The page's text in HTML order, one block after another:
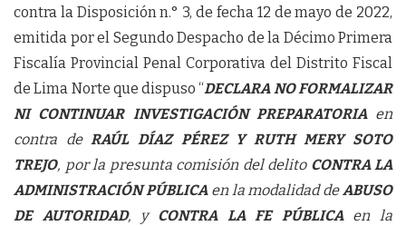
contra la Disposición n.° 3, de fecha 12 de mayo de 2022,
emitida por el Segundo Despacho de la Décimo Primera
Fiscalía Provincial Penal Corporativa del Distrito Fiscal
de Lima Norte que dispuso “DECLARA NO FORMALIZAR
NI CONTINUAR INVESTIGACIÓN PREPARATORIAen
contra deRAÚL DÍAZ PÉREZ Y RUTH MERY SOTO
TREJO, por la presunta comisión del delito CONTRA LA
ADMINISTRACIÓN PÚBLICA en la modalidad deABUSO
DE AUTORIDAD, y CONTRA LA FE PÚBLICAen la